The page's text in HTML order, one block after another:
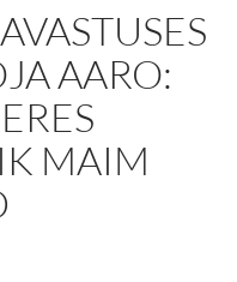
AARO:
MAIM